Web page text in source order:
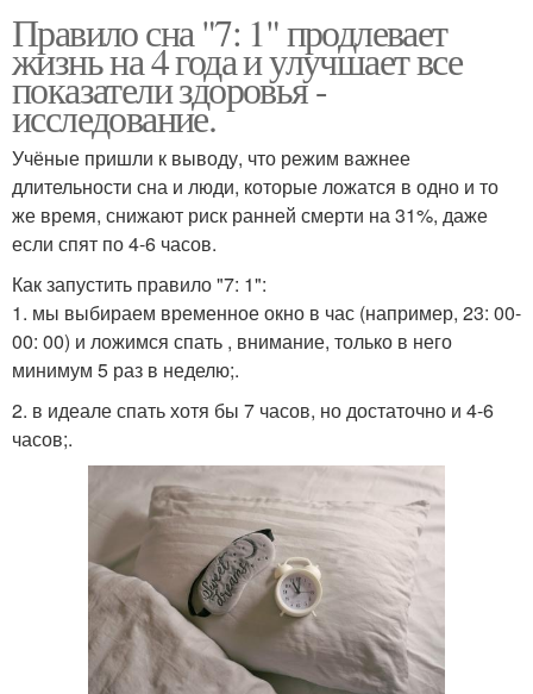
Правило сна "7: 1" продлевает
жизнь на 4 года и улучшает все
показатели здоровья -
исследование.
Учёные пришли к выводу, что режим важнее
длительности сна и люди, которые ложатся в одно и то
же время, снижают риск ранней смерти на 31%, даже
если спят по 4-6 часов.
Как запустить правило "7: 1":
1. мы выбираем временное окно в час (например, 23: 00-
00: 00) и ложимся спать , внимание, только в него
минимум 5 раз в неделю;.
2. в идеале спать хотя бы 7 часов, но достаточно и 4-6
часов;.